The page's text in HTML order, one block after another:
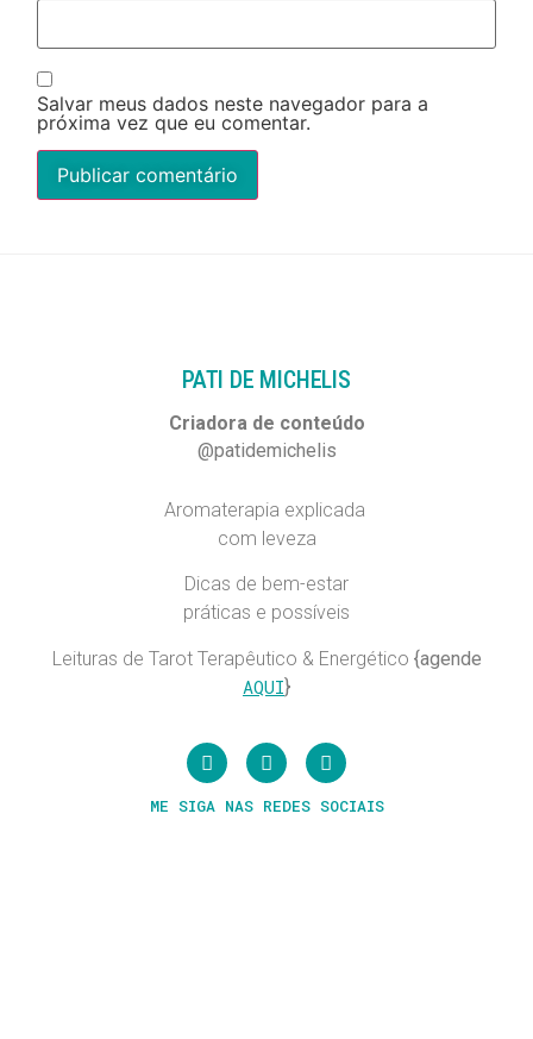
Salvar meus dados neste navegador para a
próxima vez que eu comentar.
PATI DE MICHELIS​
Criadora de conteúdo
@patidemichelis
Aromaterapia explicada
com leveza
Dicas de bem-estar
práticas e possíveis
Leituras de Tarot Terapêutico & Energético {agende
AQUI}
ME SIGA NAS REDES SOCIAIS